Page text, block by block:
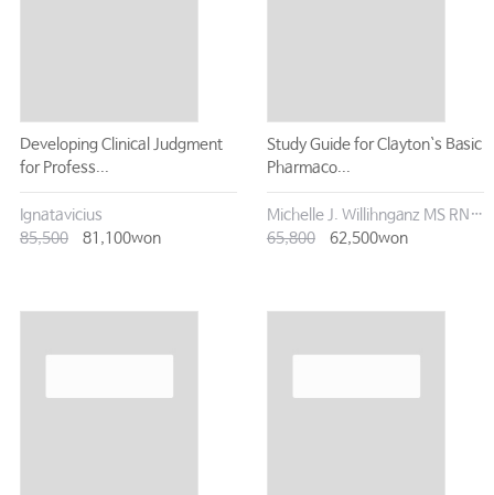
Developing Clinical Judgment
for Profess...
Ignatavicius
85,500
81,100won
Study Guide for Clayton`s Basic
Pharmaco...
Michelle J. Willihnganz MS RN CNE
65,800
62,500won